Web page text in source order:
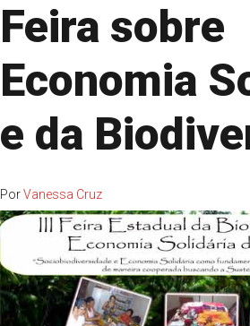
Feira sobre
Economia
e da
PorVanessa Cruz